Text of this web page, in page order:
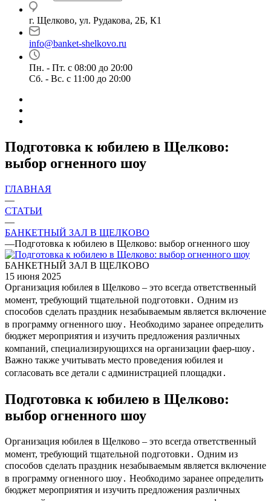
г. Щелково, ул. Рудакова, 2Б, К1
info@banket-shelkovo.ru
Пн. - Пт. с 08:00 до 20:00
Сб. - Вс. с 11:00 до 20:00
Подготовка к юбилею в Щелково:
выбор огненного шоу
ГЛАВНАЯ
—
СТАТЬИ
—
БАНКЕТНЫЙ ЗАЛ В ЩЕЛКОВО
—Подготовка к юбилею в Щелково: выбор огненного шоу
БАНКЕТНЫЙ ЗАЛ В ЩЕЛКОВО
15 июня 2025
Организация юбилея в Щелково – это всегда ответственный
момент, требующий тщательной подготовки․ Одним из
способов сделать праздник незабываемым является включение
в программу огненного шоу․ Необходимо заранее определить
бюджет мероприятия и изучить предложения различных
компаний, специализирующихся на организации фаер-шоу․
Важно также учитывать место проведения юбилея и
согласовать все детали с администрацией площадки․
Подготовка к юбилею в Щелково:
выбор огненного шоу
Организация юбилея в Щелково – это всегда ответственный
момент, требующий тщательной подготовки․ Одним из
способов сделать праздник незабываемым является включение
в программу огненного шоу․ Необходимо заранее определить
бюджет мероприятия и изучить предложения различных